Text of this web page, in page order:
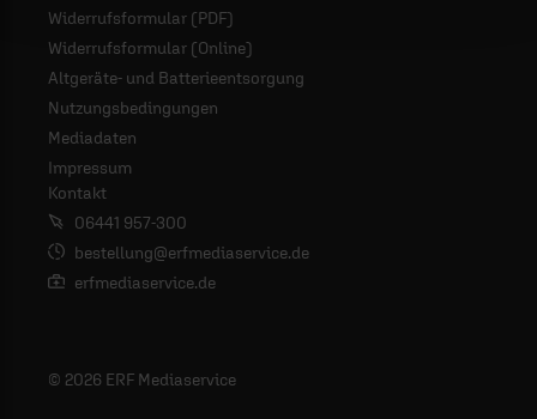
Widerrufsformular (PDF)
Widerrufsformular (Online)
Altgeräte- und Batterieentsorgung
Nutzungsbedingungen
Mediadaten
Impressum
Kontakt
06441 957-300
bestellung@erfmediaservice.de
erfmediaservice.de
© 2026 ERF Mediaservice